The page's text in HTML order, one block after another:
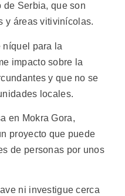
de Serbia, que son
y áreas vitivinícolas.
níquel para la
impacto sobre la
y que no se
locales.
en Mokra Gora,
proyecto que puede
de personas por unos
ni investigue cerca